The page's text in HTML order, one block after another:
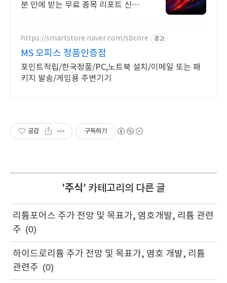
분 만에 받는 무료 종목 리포트 신청
https://smartstore.naver.com/sbcore 광고
MS 오피스 정품인증점
포인트적립/한국정품/PC,노트북 설치/이메일 또는 패
키지 발송/게임용 주변기기
공감 구독하기
'주식' 카테고리의 다른 글
리튬포어스 주가 전망 및 목표가, 염호개발, 리튬 관련
주 (0)
하이드로리튬 주가 전망 및 목표가, 염호 개발, 리튬
관련주 (0)